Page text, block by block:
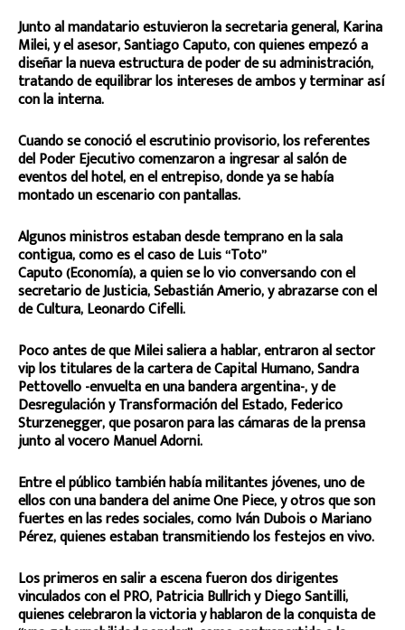
Junto al mandatario estuvieron la secretaria general, Karina
Milei, y el asesor, Santiago Caputo, con quienes empezó a
diseñar la nueva estructura de poder de su administración,
tratando de equilibrar los intereses de ambos y terminar así
con la interna.
Cuando se conoció el escrutinio provisorio, los referentes
del Poder Ejecutivo comenzaron a ingresar al salón de
eventos del hotel, en el entrepiso, donde ya se había
montado un escenario con pantallas.
Algunos ministros estaban desde temprano en la sala
contigua, como es el caso de Luis “Toto”
Caputo (Economía), a quien se lo vio conversando con el
secretario de Justicia, Sebastián Amerio, y abrazarse con el
de Cultura, Leonardo Cifelli.
Poco antes de que Milei saliera a hablar, entraron al sector
vip los titulares de la cartera de Capital Humano, Sandra
Pettovello -envuelta en una bandera argentina-, y de
Desregulación y Transformación del Estado, Federico
Sturzenegger, que posaron para las cámaras de la prensa
junto al vocero Manuel Adorni.
Entre el público también había militantes jóvenes, uno de
ellos con una bandera del anime One Piece, y otros que son
fuertes en las redes sociales, como Iván Dubois o Mariano
Pérez, quienes estaban transmitiendo los festejos en vivo.
Los primeros en salir a escena fueron dos dirigentes
vinculados con el PRO, Patricia Bullrich y Diego Santilli,
quienes celebraron la victoria y hablaron de la conquista de